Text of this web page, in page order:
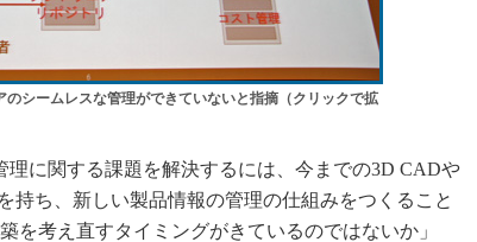
シームレスな管理ができていないと指摘（クリックで拡
に関する課題を解決するには、今までの3D CADや
持ち、新しい製品情報の管理の仕組みをつくること
を考え直すタイミングがきているのではないか」